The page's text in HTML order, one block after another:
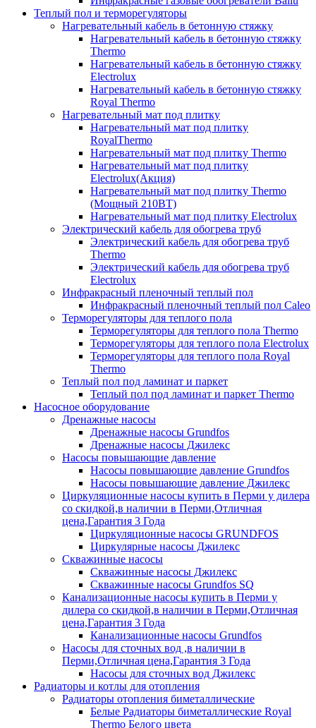
Теплый пол и терморегуляторы
Нагревательный кабель в бетонную стяжку
Нагревательный кабель в бетонную стяжку
Thermo
Нагревательный кабель в бетонную стяжку
Electrolux
Нагревательный кабель в бетонную стяжку
Royal Thermo
Нагревательный мат под плитку
Нагревательный мат под плитку
RoyalThermo
Нагревательный мат под плитку Thermo
Нагревательный мат под плитку
Electrolux(Акция)
Нагревательный мат под плитку Thermo
(Мощный 210ВТ)
Нагревательный мат под плитку Electrolux
Электрический кабель для обогрева труб
Электрический кабель для обогрева труб
Thermo
Электрический кабель для обогрева труб
Electrolux
Инфракрасный пленочный теплый пол
Инфракрасный пленочный теплый пол Caleo
Терморегуляторы для теплого пола
Терморегуляторы для теплого пола Thermo
Терморегуляторы для теплого пола Electrolux
Терморегуляторы для теплого пола Royal
Thermo
Теплый пол под ламинат и паркет
Теплый пол под ламинат и паркет Thermo
Насосное оборудование
Дренажные насосы
Дренажные насосы Grundfos
Дренажные насосы Джилекс
Насосы повышающие давление
Насосы повышающие давление Grundfos
Насосы повышающие давление Джилекс
Циркуляционные насосы купить в Перми у дилера
со скидкой,в наличии в Перми,Отличная
цена,Гарантия 3 Года
Циркуляционные насосы GRUNDFOS
Циркулярные насосы Джилекс
Скважинные насосы
Скважинные насосы Джилекс
Скважинные насосы Grundfos SQ
Канализационные насосы купить в Перми у
дилера со скидкой,в наличии в Перми,Отличная
цена,Гарантия 3 Года
Канализационные насосы Grundfos
Насосы для сточных вод ,в наличии в
Перми,Отличная цена,Гарантия 3 Года
Насосы для сточных вод Джилекс
Радиаторы и котлы для отопления
Радиаторы отопления биметаллические
Белые Радиаторы биметаллические Royal
Thermo Белого цвета